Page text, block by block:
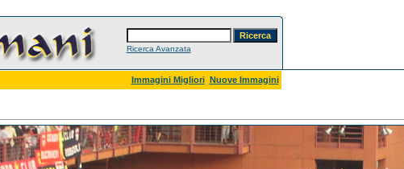
Ricerca Avanzata
Immagini Migliori Nuove Immagini